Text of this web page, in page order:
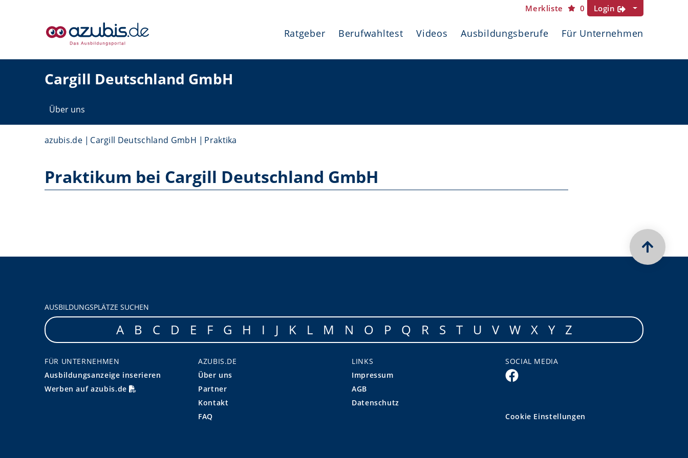
Merkliste 0 Login
Ratgeber Berufwahltest Videos Ausbildungsberufe Für Unternehmen
Cargill Deutschland GmbH
Über uns
azubis.de Cargill Deutschland GmbH Praktika
Praktikum bei Cargill Deutschland GmbH
AUSBILDUNGSPLÄTZE SUCHEN
A B C D E F G H I J K L M N O P Q R S T U V W X Y Z
FÜR UNTERNEHMEN
Ausbildungsanzeige inserieren
Werben auf azubis.de
AZUBIS.DE
Über uns
Partner
Kontakt
FAQ
LINKS
Impressum
AGB
Datenschutz
SOCIAL MEDIA
Cookie Einstellungen